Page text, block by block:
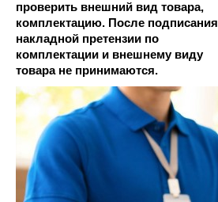
проверить внешний вид товара,
комплектацию. После подписания
накладной претензии по
комплектации и внешнему виду
товара не принимаются.